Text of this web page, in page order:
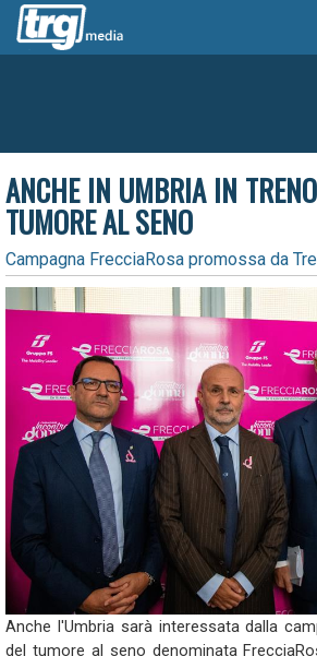
ANCHE IN UMBRIA IN
TUMORE AL SENO
Campagna FrecciaRosa promossa da
Anche l'Umbria sarà interessata dalla
del tumore al seno denominata